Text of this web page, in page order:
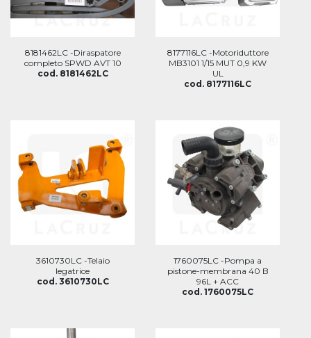
8181462LC -Diraspatore
completo SPWD AVT 10
cod. 8181462LC
8177116LC -Motoriduttore
MB3101 1/15 MUT 0,9 KW
UL
cod. 8177116LC
3610730LC -Telaio
legatrice
cod. 3610730LC
1760075LC -Pompa a
pistone-membrana 40 B
96L + ACC
cod. 1760075LC